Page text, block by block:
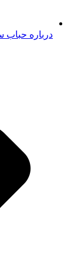
درباره حباب